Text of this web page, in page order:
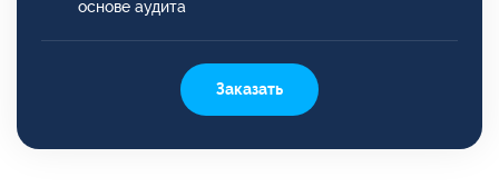
основе аудита
Заказать